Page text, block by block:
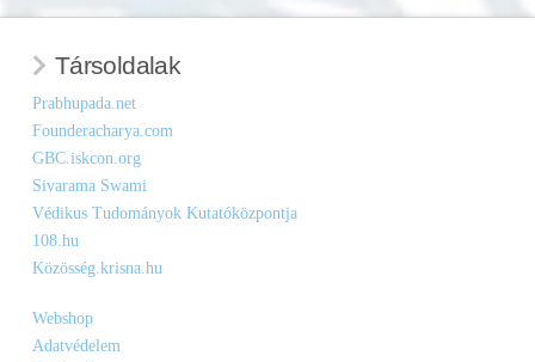
Társoldalak
Prabhupada.net
Founderacharya.com
GBC.iskcon.org
Sivarama Swami
Védikus Tudományok Kutatóközpontja
108.hu
Közösség.krisna.hu
Webshop
Adatvédelem